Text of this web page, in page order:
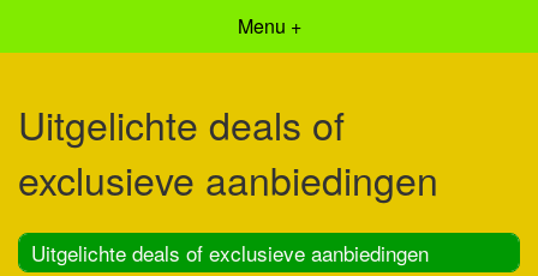
Menu +
Uitgelichte deals of
exclusieve aanbiedingen
Uitgelichte deals of exclusieve aanbiedingen